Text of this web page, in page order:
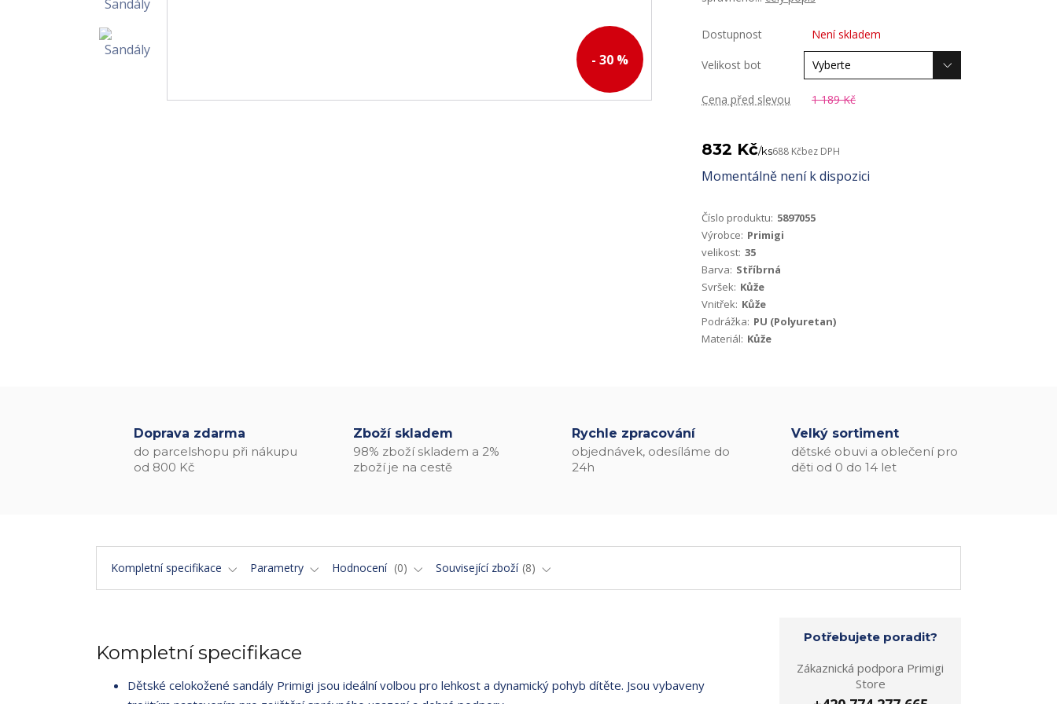
- 30 %
Dostupnost Není skladem
Velikost bot
Cena před slevou 1 189 Kč
832 Kč/ks688 Kčbez DPH
Momentálně není k dispozici
Číslo produktu: 5897055
Výrobce: Primigi
velikost: 35
Barva: Stříbrná
Svršek: Kůže
Vnitřek: Kůže
Podrážka: PU (Polyuretan)
Materiál: Kůže
Doprava zdarma
do parcelshopu při nákupu
od 800 Kč
Zboží skladem
98% zboží skladem a 2%
zboží je na cestě
Rychle zpracování
objednávek, odesíláme do
24h
Velký sortiment
dětské obuvi a oblečení pro
děti od 0 do 14 let
Kompletní specifikace Parametry Hodnocení 0 Související zboží 8
Kompletní specifikace
Dětské celokožené sandály Primigi jsou ideální volbou pro lehkost a dynamický pohyb dítěte. Jsou vybaveny
Potřebujete poradit?
Zákaznická podpora Primigi
Store